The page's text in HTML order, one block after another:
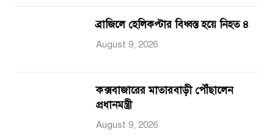
ব্রাজিলে হেলিকপ্টার বিধ্বস্ত হয়ে নিহত ৪
August 9, 2026
কক্সবাজারের মাতারবাড়ী পৌঁছালেন
প্রধানমন্ত্রী
August 9, 2026